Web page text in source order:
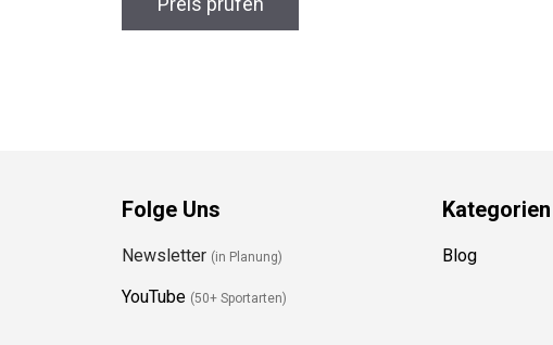
Folge Uns
Newsletter(in Planung)
YouTube (50+ Sportarten)
Kategorien
Blog